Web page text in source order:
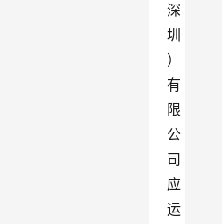
深
圳
）
有
限
公
司
应
运